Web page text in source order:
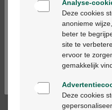
levering in je
levering thuis vanaf
betalen
Klantendienstvia chat of
Productbeschrijving
Ga verder in
Continuez
Analyse-
Deze cookies
anonieme
beter te
site te
ervoor te
gemakkelijk
Deze cookies